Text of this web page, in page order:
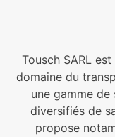
Tousch SARL
domaine du
une gamme
diversifiés de
propose